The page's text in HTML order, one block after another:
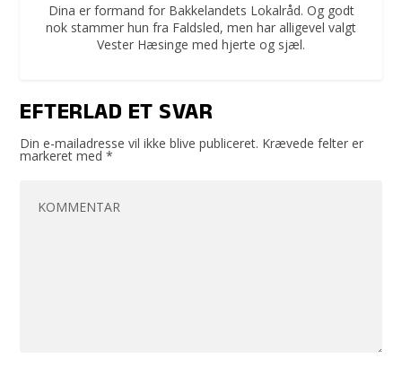
Dina er formand for Bakkelandets Lokalråd. Og godt
nok stammer hun fra Faldsled, men har alligevel valgt
Vester Hæsinge med hjerte og sjæl.
EFTERLAD ET SVAR
Din e-mailadresse vil ikke blive publiceret. Krævede felter er
markeret med*